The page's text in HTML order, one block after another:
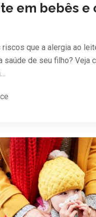
em bebês e
que a alergia ao
saúde de seu filho? Veja